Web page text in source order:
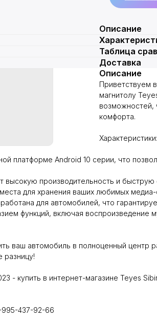
Описание
Таблица
Доставка
Описание
Приветствуем
магнитолу
возможностей,
комфорта.
Характеристики:
платформе Android 10 серии, что
производительность и быструю
для хранения ваших любимых
для автомобилей, что
функций, включая
ваш автомобиль в полноценный центр
разницу!
- купить в интернет-магазине Teyes
995-437-92-66